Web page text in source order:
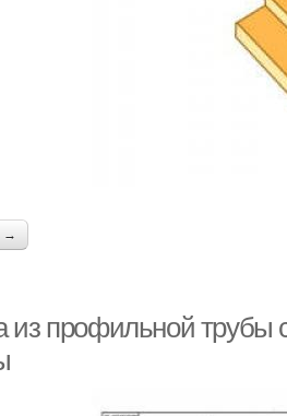
→
из профильной трубы